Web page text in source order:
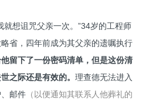
就想诅咒父亲一次。”34岁的工程师
省，四年前成为其父亲的遗嘱执行
留下了一份密码清单，但是这份清
之际还是有效的。 理查德无法进入
邮件 （以便通知其联系人他葬礼的